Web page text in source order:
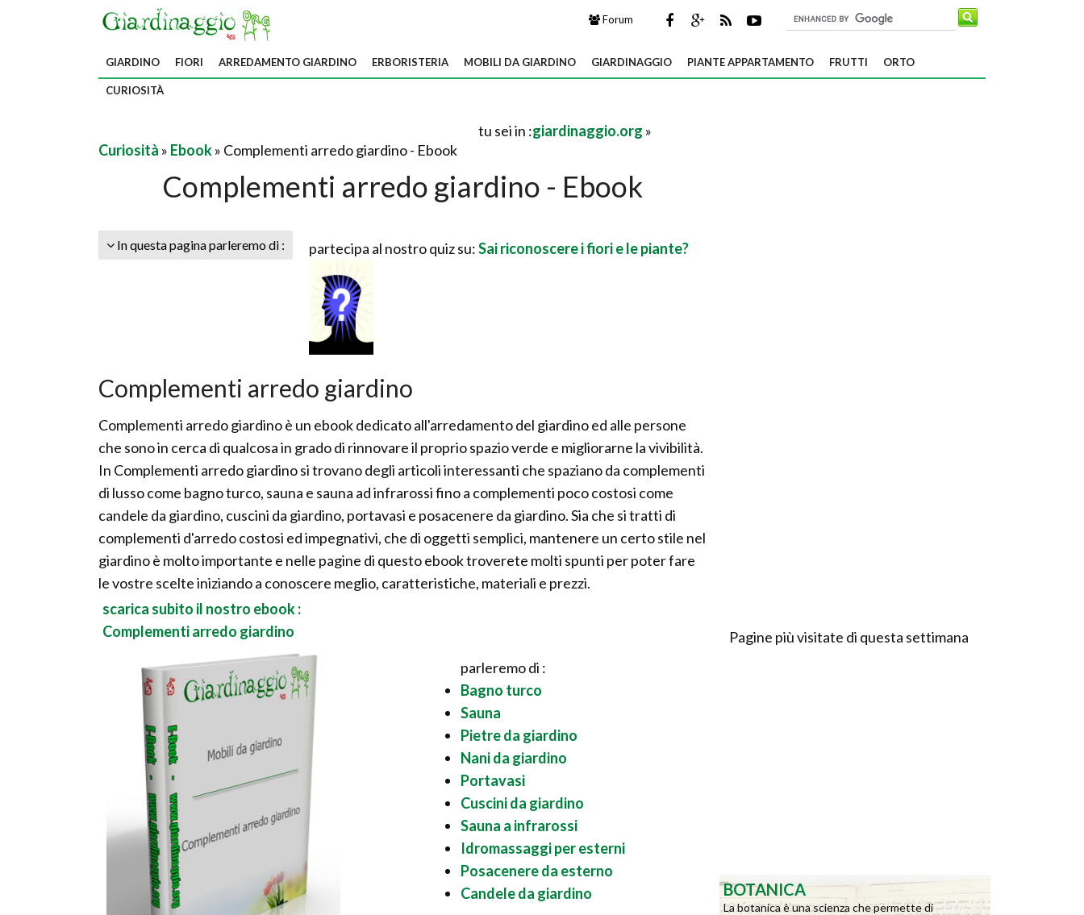
Forum
GIARDINO FIORI ARREDAMENTO GIARDINO ERBORISTERIA MOBILI DA GIARDINO GIARDINAGGIO PIANTE APPARTAMENTO FRUTTI ORTO
CURIOSITÀ
tu sei in :giardinaggio.org »
Curiosità » Ebook» Complementi arredo giardino - Ebook
Complementi arredo giardino - Ebook
In questa pagina parleremo di : partecipa al nostro quiz su:Sai riconoscere i fiori e le piante?
Complementi arredo giardino
Complementi arredo giardino è un ebook dedicato all'arredamento del giardino ed alle persone
che sono in cerca di qualcosa in grado di rinnovare il proprio spazio verde e migliorarne la vivibilità.
In Complementi arredo giardino si trovano degli articoli interessanti che spaziano da complementi
di lusso come bagno turco, sauna e sauna ad infrarossi fino a complementi poco costosi come
candele da giardino, cuscini da giardino, portavasi e posacenere da giardino. Sia che si tratti di
complementi d'arredo costosi ed impegnativi, che di oggetti semplici, mantenere un certo stile nel
giardino è molto importante e nelle pagine di questo ebook troverete molti spunti per poter fare
le vostre scelte iniziando a conoscere meglio, caratteristiche, materiali e prezzi.
scarica subito il nostro ebook :
Complementi arredo giardino
parleremo di :
Bagno turco
Sauna
Pietre da giardino
Nani da giardino
Portavasi
Cuscini da giardino
Sauna a infrarossi
Idromassaggi per esterni
Posacenere da esterno
Candele da giardino
Pagine più visitate di questa settimana
BOTANICA
La botanica è una scienza che permette di